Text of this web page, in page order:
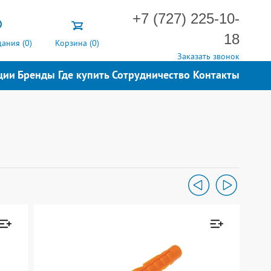
(0) Корзина (0)
+7 (727) 225-10-
18
Заказать звонок
Бренды Где купитьСотрудничество Контакты
Товар добавлен к